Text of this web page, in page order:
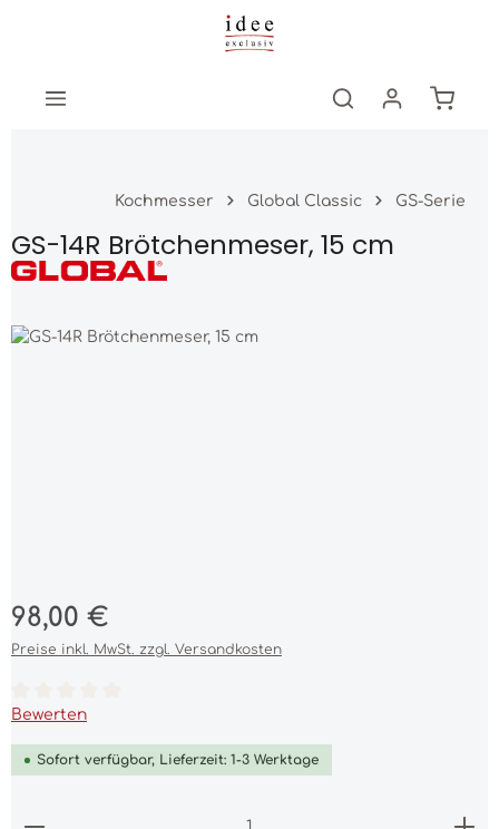
Zum Hauptinhalt springen
Kochmesser Global Classic GS-Serie
GS-14R Brötchenmeser, 15 cm
Bildergalerie überspringen
Regulärer Preis:
98,00 €
Preise inkl. MwSt. zzgl. Versandkosten
Durchschnittliche Bewertung von 0 von 5 Sternen
Bewerten
Sofort verfügbar, Lieferzeit: 1-3 Werktage
Produkt Anzahl: Gib den gewünschten Wert